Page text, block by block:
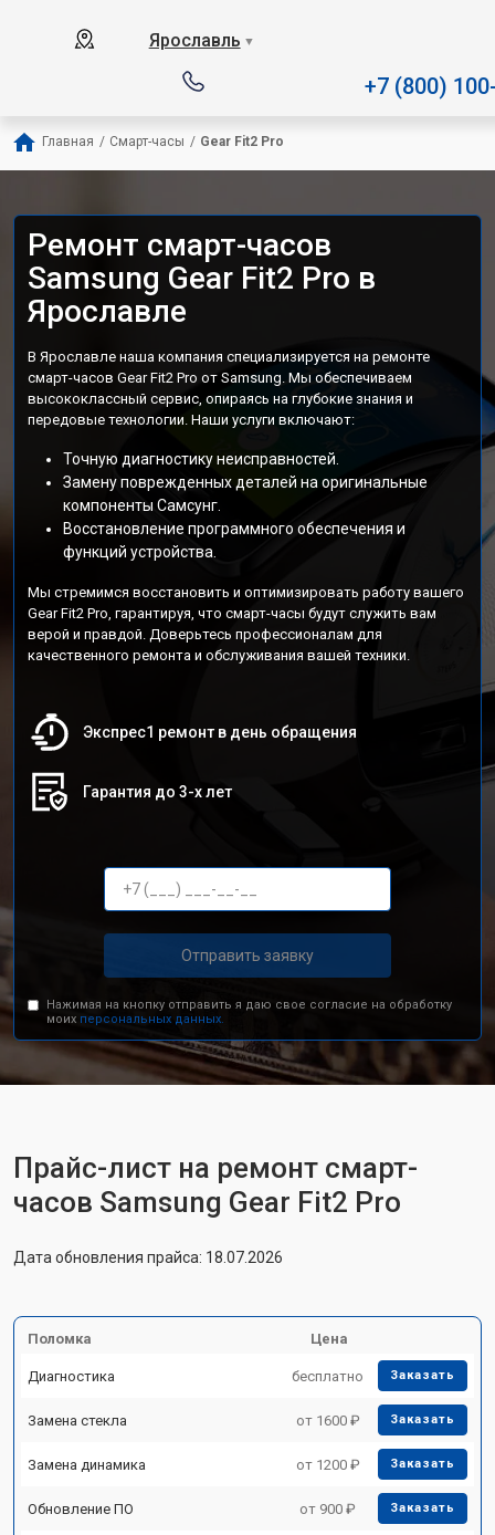
Ярославль ▼
+7 (800)
Главная / Смарт-часы / Gear Fit2 Pro
Ремонт смарт-часов
Samsung Gear Fit2 Pro в
Ярославле
В Ярославле наша компания специализируется на ремонте
смарт-часов Gear Fit2 Pro от Samsung. Мы обеспечиваем
высококлассный сервис, опираясь на глубокие знания и
передовые технологии. Наши услуги включают:
Точную диагностику неисправностей.
Замену поврежденных деталей на оригинальные
компоненты Самсунг.
Восстановление программного обеспечения и
функций устройства.
Мы стремимся восстановить и оптимизировать работу вашего
Gear Fit2 Pro, гарантируя, что смарт-часы будут служить вам
верой и правдой. Доверьтесь профессионалам для
качественного ремонта и обслуживания вашей техники.
Экспрес1 ремонт в день обращения
Гарантия до 3-х лет
Отправить заявку
Нажимая на кнопку отправить я даю свое согласие на обработку
моих персональных данных.
Прайс-лист на ремонт смарт-
часов Samsung Gear Fit2 Pro
Дата обновления прайса: 18.07.2026
Поломка Цена
Диагностика бесплатно Заказать
Замена стекла от 1600 ₽ Заказать
Замена динамика от 1200 ₽ Заказать
Обновление ПО от 900 ₽ Заказать